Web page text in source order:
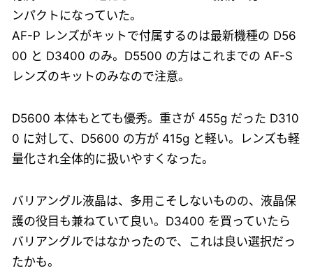
ンパクトになっていた。
AF-P レンズがキットで付属するのは最新機種の D56
00 と D3400 のみ。D5500 の方はこれまでの AF-S
レンズのキットのみなので注意。
D5600 本体もとても優秀。重さが 455g だった D310
0 に対して、D5600 の方が 415g と軽い。レンズも軽
量化され全体的に扱いやすくなった。
バリアングル液晶は、多用こそしないものの、液晶保
護の役目も兼ねていて良い。D3400 を買っていたら
バリアングルではなかったので、これは良い選択だっ
たかも。